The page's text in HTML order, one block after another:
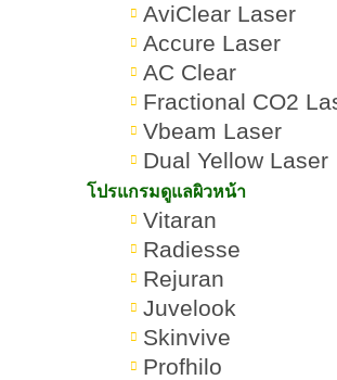
AviClear Laser
Accure Laser
AC Clear
Fractional CO2
Vbeam Laser
Dual Yellow Laser
โปรแกรมดูแลผิวหน้า
Vitaran
Radiesse
Rejuran
Juvelook
Skinvive
Profhilo